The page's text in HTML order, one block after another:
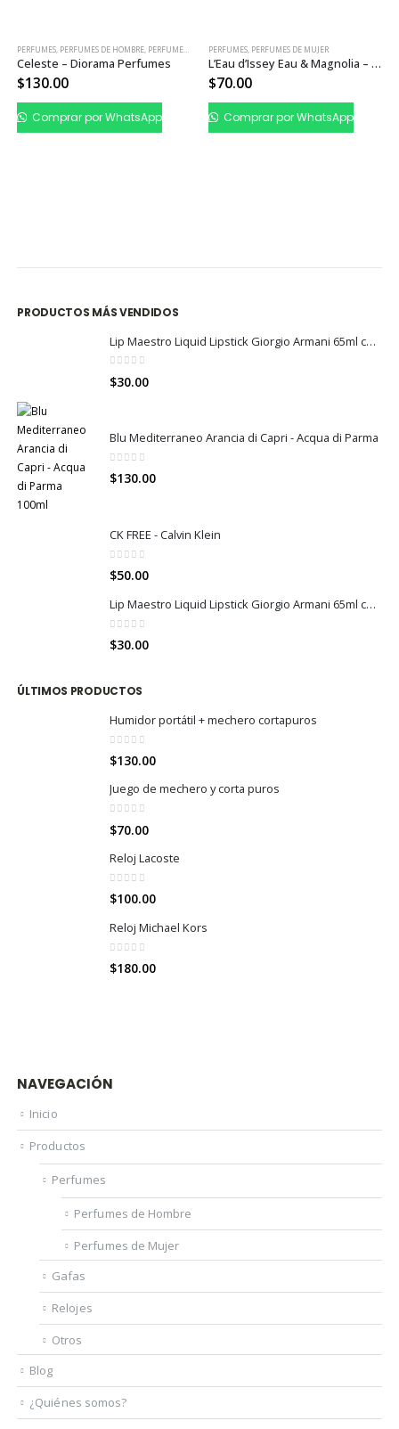
PERFUMES, PERFUMES DE HOMBRE, PERFUMES DE MUJER
Celeste – Diorama Perfumes
$130.00
Comprar por WhatsApp
PERFUMES, PERFUMES DE MUJER
L’Eau d’Issey Eau & Magnolia – Issey Miyake
$70.00
Comprar por WhatsApp
PRODUCTOS MÁS VENDIDOS
Lip Maestro Liquid Lipstick Giorgio Armani 65ml color 400
0
$30.00
Blu Mediterraneo Arancia di Capri - Acqua di Parma
0out of 5
$130.00
CK FREE - Calvin Klein
0
$50.00
Lip Maestro Liquid Lipstick Giorgio Armani 65ml color 405
0
$30.00
ÚLTIMOS PRODUCTOS
Humidor portátil + mechero cortapuros
0
$130.00
Juego de mechero y corta puros
0
$70.00
Reloj Lacoste
0out of 5
$100.00
Reloj Michael Kors
0
$180.00
NAVEGACIÓN
Inicio
Productos
Perfumes
Perfumes de Hombre
Perfumes de Mujer
Gafas
Relojes
Otros
Blog
¿Quiénes somos?